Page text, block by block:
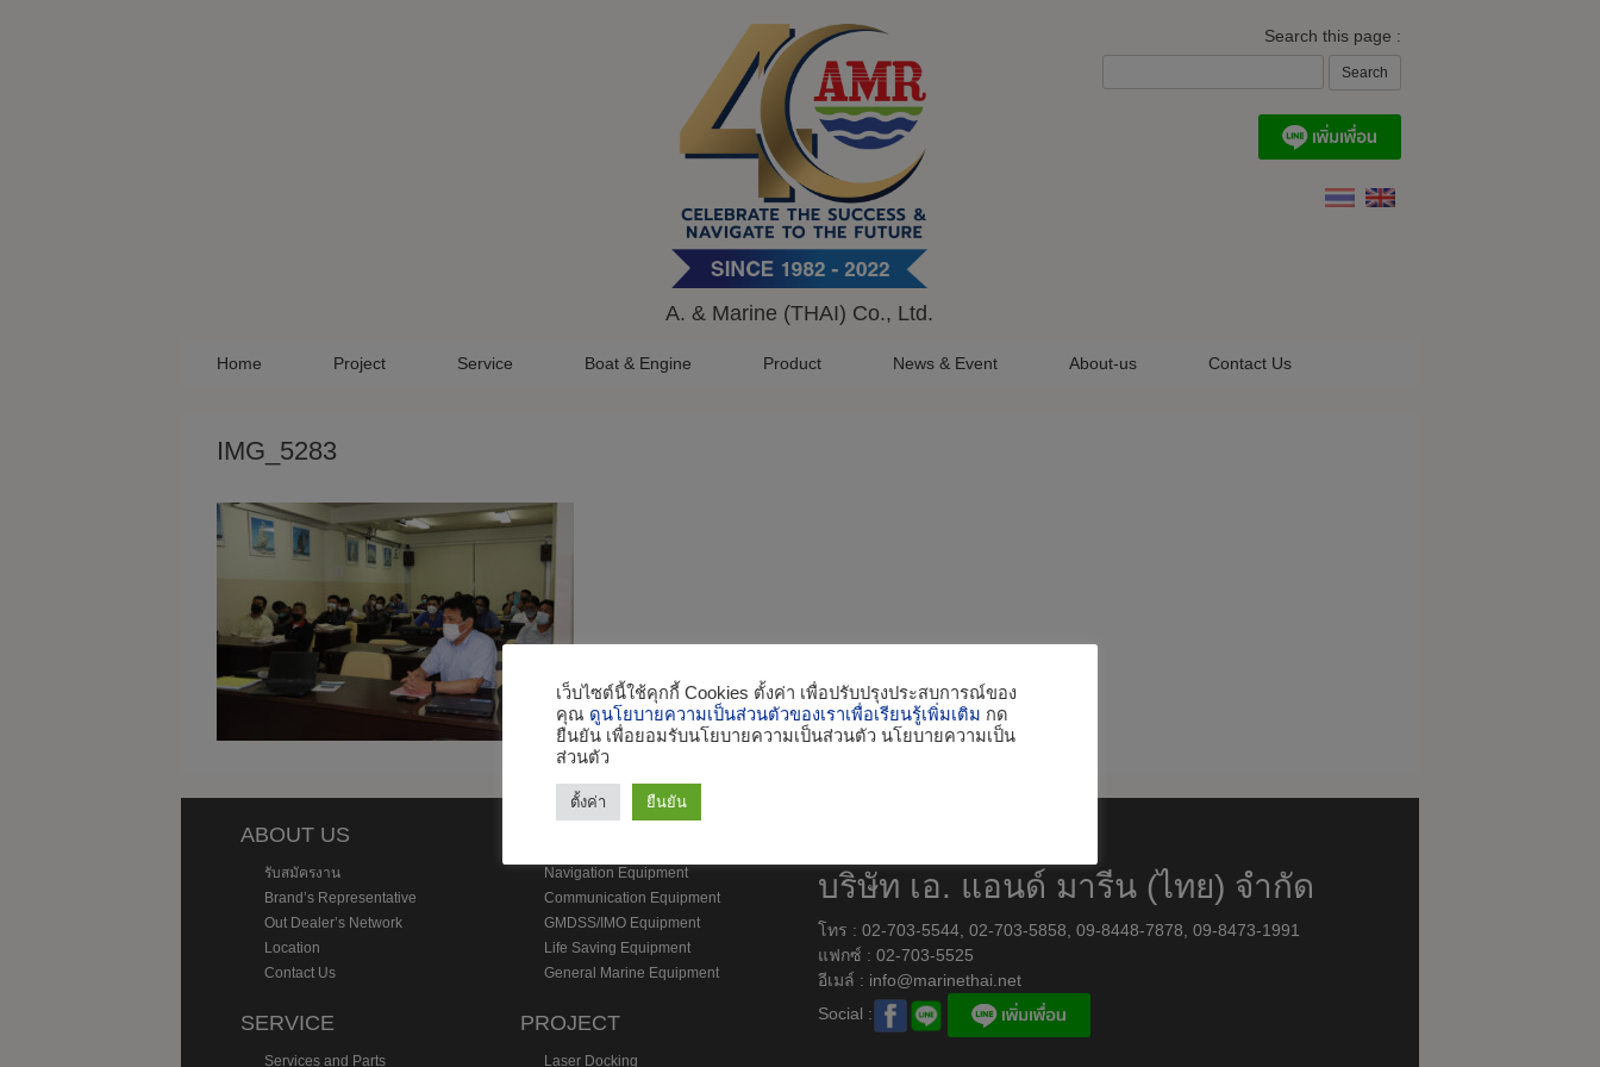
A. & Marine (THAI) Co., Ltd.
Search this page :
Home Project Service Boat & Engine Product News & Event About-us Contact Us
IMG_5283
ABOUT US
รับสมัครงาน
Brand’s Representative
Out Dealer’s Network
Location
Contact Us
SERVICE
Services and Parts
Navigation Equipment
Communication Equipment
GMDSS/IMO Equipment
Life Saving Equipment
General Marine Equipment
PROJECT
Laser Docking
บริษัท เอ. แอนด์ มารีน (ไทย) จำกัด
โทร : 02-703-5544, 02-703-5858, 09-8448-7878, 09-8473-1991
แฟกซ์ : 02-703-5525
อีเมล์ : info@marinethai.net
Social :
เว็บไซต์นี้ใช้คุกกี้ Cookies ตั้งค่า เพื่อปรับปรุงประสบการณ์ของ
คุณ ดูนโยบายความเป็นส่วนตัวของเราเพื่อเรียนรู้เพิ่มเติม กด
ยืนยัน เพื่อยอมรับนโยบายความเป็นส่วนตัว นโยบายความเป็น
ส่วนตัว
ตั้งค่า ยืนยัน